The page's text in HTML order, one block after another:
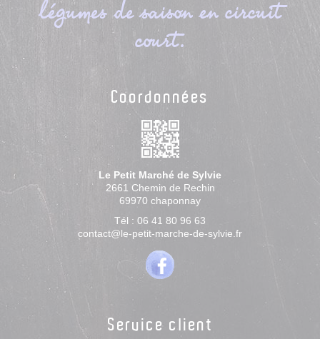
légumes de saison en circuit
court.
Coordonnées
Le Petit Marché de Sylvie
2661 Chemin de Rechin
69970 chaponnay
Tél : 06 41 80 96 63
contact@le-petit-marche-de-sylvie.fr
Service client